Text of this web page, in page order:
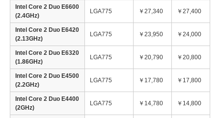
Intel Core 2 Duo E6600
(2.4GHz)
LGA775 ￥27,340 ￥27,400
Intel Core 2 Duo E6420
(2.13GHz)
LGA775 ￥23,950 ￥24,000
Intel Core 2 Duo E6320
(1.86GHz)
LGA775 ￥20,790 ￥20,800
Intel Core 2 Duo E4500
(2.2GHz)
LGA775 ￥17,780 ￥17,800
Intel Core 2 Duo E4400
(2GHz)
LGA775 ￥14,780 ￥14,800